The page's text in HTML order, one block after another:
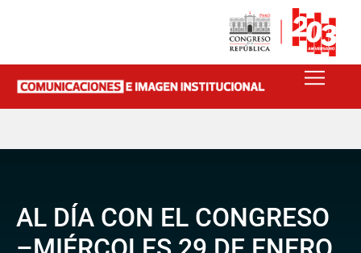
AL DÍA CON EL CONGRESO